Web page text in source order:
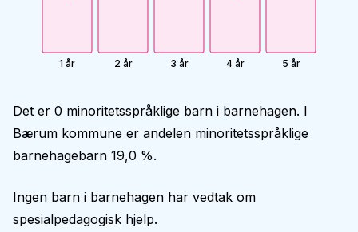
1 år 2 år 3 år 4 år 5 år
Det er 0 minoritetsspråklige barn i barnehagen. I
Bærum kommune er andelen minoritetsspråklige
barnehagebarn 19,0 %.
Ingen barn i barnehagen har vedtak om
spesialpedagogisk hjelp.